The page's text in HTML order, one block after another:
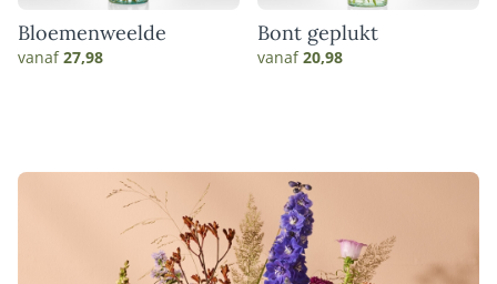
Bloemenweelde
vanaf27,98
Bont geplukt
vanaf20,98